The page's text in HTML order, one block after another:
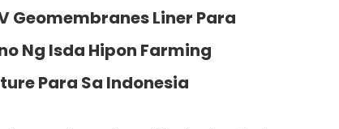
Geomembranes Liner Para
Ng Isda Hipon Farming
Para Sa Indonesia